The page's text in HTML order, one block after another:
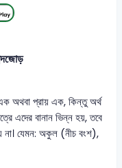
অথবা প্রায় এক, কিন্তু অর্থ
এদের বানান ভিন্ন হয়, তবে
না। যেমন: অকুল (নীচ বংশ),